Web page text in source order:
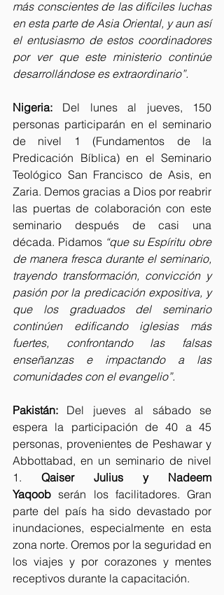
más conscientes de las difíciles luchas
en esta parte de Asia Oriental, y aun así
el entusiasmo de estos coordinadores
por ver que este ministerio continúe
desarrollándose es extraordinario”.
Nigeria: Del lunes al jueves, 150
personas participarán en el seminario
de nivel 1 (Fundamentos de la
Predicación Bíblica) en el Seminario
Teológico San Francisco de Asis, en
Zaria. Demos gracias a Dios por reabrir
las puertas de colaboración con este
seminario después de casi una
década. Pidamos “que su Espíritu obre
de manera fresca durante el seminario,
trayendo transformación, convicción y
pasión por la predicación expositiva, y
que los graduados del seminario
continúen edificando iglesias más
fuertes, confrontando las falsas
enseñanzas e impactando a las
comunidades con el evangelio”.
Pakistán: Del jueves al sábado se
espera la participación de 40 a 45
personas, provenientes de Peshawar y
Abbottabad, en un seminario de nivel
1. Qaiser Julius y Nadeem
Yaqoob serán los facilitadores. Gran
parte del país ha sido devastado por
inundaciones, especialmente en esta
zona norte. Oremos por la seguridad en
los viajes y por corazones y mentes
receptivos durante la capacitación.